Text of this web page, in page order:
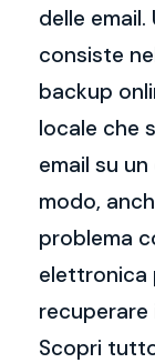
delle
consiste
backup
locale che
email su
modo,
problema
elettronica
recuperare
Scopri